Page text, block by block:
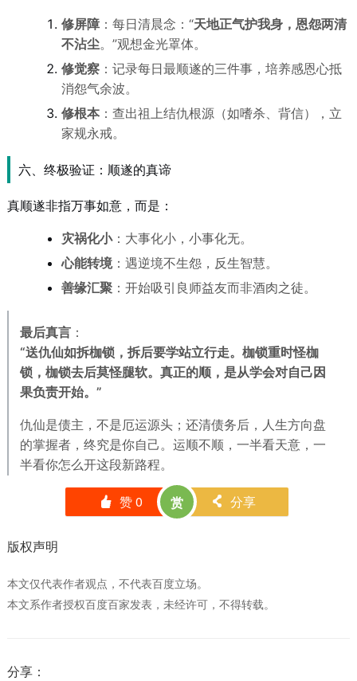
修屏障：每日清晨念：“天地正气护我身，恩怨两清
不沾尘。”观想金光罩体。
修觉察：记录每日最顺遂的三件事，培养感恩心抵
消怨气余波。
修根本：查出祖上结仇根源（如嗜杀、背信），立
家规永戒。
六、终极验证：顺遂的真谛
真顺遂非指万事如意，而是：
灾祸化小：大事化小，小事化无。
心能转境：遇逆境不生怨，反生智慧。
善缘汇聚：开始吸引良师益友而非酒肉之徒。
最后真言：
“送仇仙如拆枷锁，拆后要学站立行走。枷锁重时怪枷
锁，枷锁去后莫怪腿软。真正的顺，是从学会对自己因
果负责开始。”
仇仙是债主，不是厄运源头；还清债务后，人生方向盘
的掌握者，终究是你自己。运顺不顺，一半看天意，一
半看你怎么开这段新路程。
󰄼 赞0 赏 󰄯 分享
版权声明
本文仅代表作者观点，不代表百度立场。
本文系作者授权百度百家发表，未经许可，不得转载。
分享：